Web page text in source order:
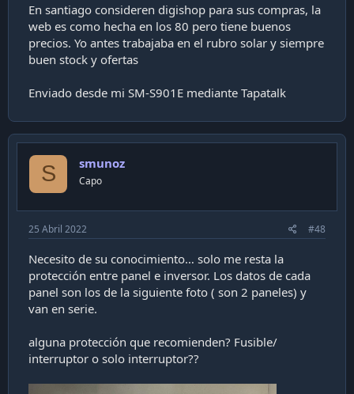
En santiago consideren digishop para sus compras, la
web es como hecha en los 80 pero tiene buenos
precios. Yo antes trabajaba en el rubro solar y siempre
buen stock y ofertas
Enviado desde mi SM-S901E mediante Tapatalk
S smunoz
Capo
25 Abril 2022 #48
Necesito de su conocimiento… solo me resta la
protección entre panel e inversor. Los datos de cada
panel son los de la siguiente foto ( son 2 paneles) y
van en serie.
alguna protección que recomienden? Fusible/
interruptor o solo interruptor??